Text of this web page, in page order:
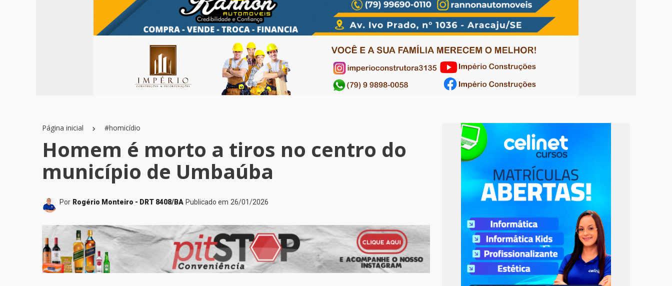
Página inicial #homicídio
Homem é morto a tiros no centro do
município de Umbaúba
Por Rogério Monteiro - DRT 8408/BA Publicado em 26/01/2026